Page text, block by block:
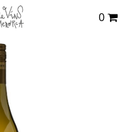
0
CESTA